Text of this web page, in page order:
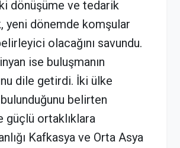
dönüşüme ve tedarik
yeni dönemde komşular
olacağını savundu.
ise buluşmanın
dile getirdi. İki ülke
belirten
güçlü ortaklıklara
Kafkasya ve Orta Asya